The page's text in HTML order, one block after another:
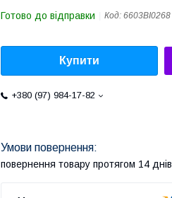
Готово до відправки Код: 6603BI0268
Купити
+380 (97) 984-17-82
повернення товару протягом 14 днів